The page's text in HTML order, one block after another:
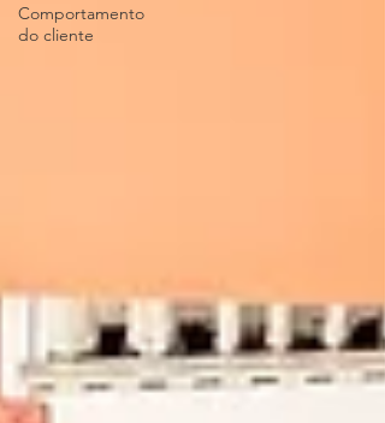
Comportamento
do cliente